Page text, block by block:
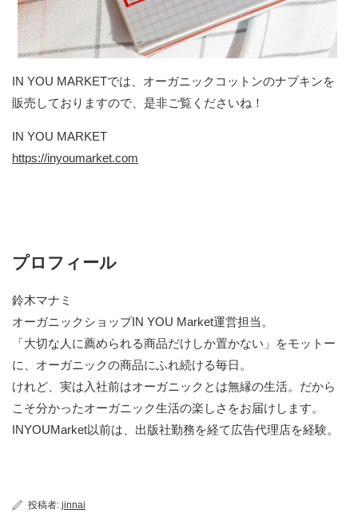
IN YOU MARKETでは、オーガニックコットンのナプキンを
販売しておりますので、是非ご覧くださいね！
IN YOU MARKET
https://inyoumarket.com
プロフィール
鈴木マナミ
オーガニックショップIN YOU Market運営担当。
「大切な人に薦められる商品だけしか置かない」をモットー
に、オーガニックの商品にふれ続ける毎日。
けれど、実は入社前はオーガニックとは無縁の生活。だから
こそ分かったオーガニック生活の楽しさをお届けします。
INYOUMarket以前は、出版社勤務を経て広告代理店を経験。
投稿者: jinnai